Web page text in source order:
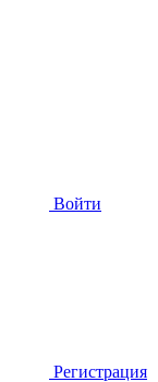
Войти
Регистрация